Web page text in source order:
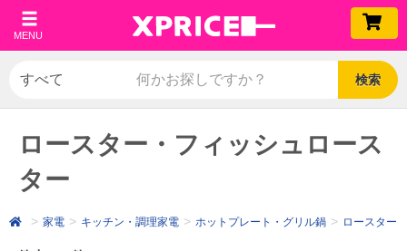
MENU
検索
ロースター・フィッシュロース
ター
家電 キッチン・調理家電 ホットプレート・グリル鍋 ロースター